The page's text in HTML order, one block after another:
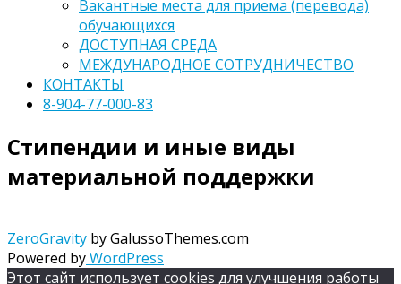
Вакантные места для приема (перевода)
обучающихся
ДОСТУПНАЯ СРЕДА
МЕЖДУНАРОДНОЕ СОТРУДНИЧЕСТВО
КОНТАКТЫ
8-904-77-000-83
Стипендии и иные виды
материальной поддержки
ZeroGravity by GalussoThemes.com
Powered byWordPress
Этот сайт использует cookies для улучшения работы